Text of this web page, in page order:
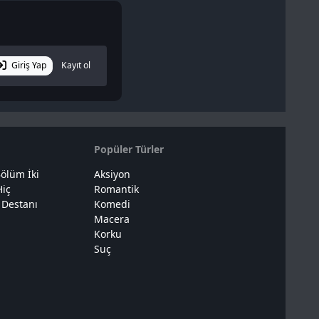
Giriş Yap Kayıt ol
İki
Popüler Türler
Aksiyon
Romantik
Komedi
Macera
Korku
Suç